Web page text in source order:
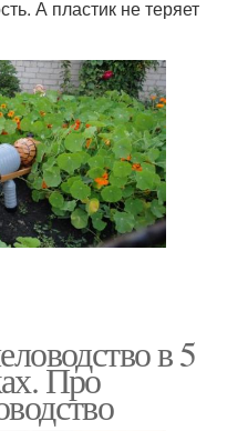
А пластик не теряет
в 5
Про